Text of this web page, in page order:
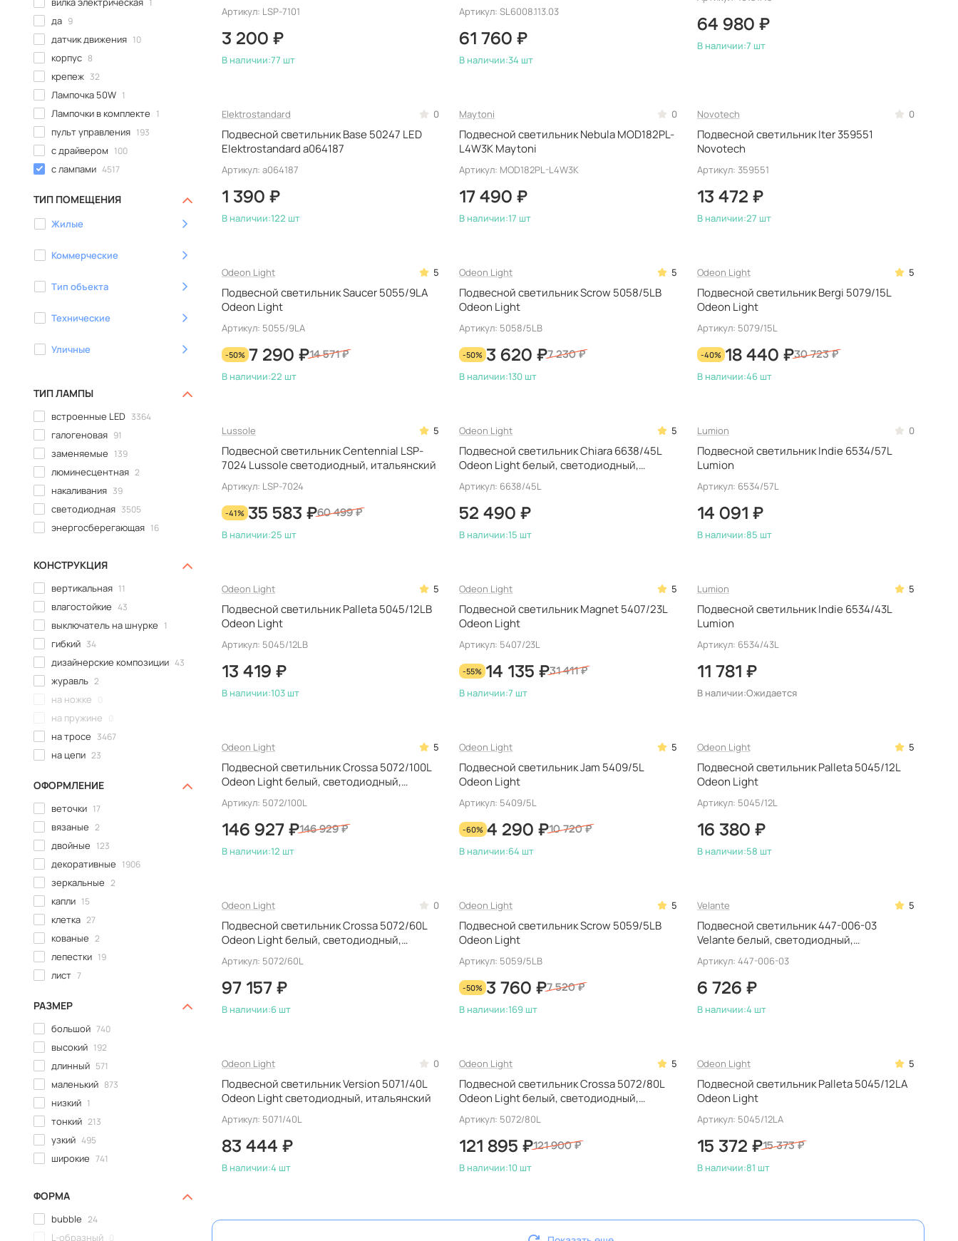
Артикул: LSP-7101
3 200 ₽
В наличии:77 шт
итальянский
Артикул: SL6008.113.03
61 760 ₽
В наличии:34 шт
64 980 ₽
В наличии:7 шт
Elektrostandard 0
Подвесной светильник Base 50247 LED
Elektrostandard a064187
Артикул: a064187
1 390 ₽
В наличии:122 шт
Maytoni 0
Подвесной светильник Nebula MOD182PL-
L4W3K Maytoni
Артикул: MOD182PL-L4W3K
17 490 ₽
В наличии:17 шт
Novotech 0
Подвесной светильник Iter 359551
Novotech
Артикул: 359551
13 472 ₽
В наличии:27 шт
Odeon Light 5
Подвесной светильник Saucer 5055/9LA
Odeon Light
Артикул: 5055/9LA
-50% 7 290 ₽14 571 ₽
В наличии:22 шт
Odeon Light 5
Подвесной светильник Scrow 5058/5LB
Odeon Light
Артикул: 5058/5LB
-50% 3 620 ₽7 230 ₽
В наличии:130 шт
Odeon Light 5
Подвесной светильник Bergi 5079/15L
Odeon Light
Артикул: 5079/15L
-40% 18 440 ₽30 723 ₽
В наличии:46 шт
Lussole 5
Подвесной светильник Centennial LSP-
7024 Lussole светодиодный, итальянский
Артикул: LSP-7024
-41% 35 583 ₽60 499 ₽
В наличии:25 шт
Odeon Light 5
Подвесной светильник Chiara 6638/45L
Odeon Light белый, светодиодный,
итальянский
Артикул: 6638/45L
52 490 ₽
В наличии:15 шт
Lumion 0
Подвесной светильник Indie 6534/57L
Lumion
Артикул: 6534/57L
14 091 ₽
В наличии:85 шт
Odeon Light 5
Подвесной светильник Palleta 5045/12LB
Odeon Light
Артикул: 5045/12LB
13 419 ₽
В наличии:103 шт
Odeon Light 5
Подвесной светильник Magnet 5407/23L
Odeon Light
Артикул: 5407/23L
-55% 14 135 ₽31 411 ₽
В наличии:7 шт
Lumion 5
Подвесной светильник Indie 6534/43L
Lumion
Артикул: 6534/43L
11 781 ₽
В наличии:Ожидается
Odeon Light 5
Подвесной светильник Crossa 5072/100L
Odeon Light белый, светодиодный,
итальянский
Артикул: 5072/100L
146 927 ₽146 929 ₽
В наличии:12 шт
Odeon Light 5
Подвесной светильник Jam 5409/5L
Odeon Light
Артикул: 5409/5L
-60% 4 290 ₽10 720 ₽
В наличии:64 шт
Odeon Light 5
Подвесной светильник Palleta 5045/12L
Odeon Light
Артикул: 5045/12L
16 380 ₽
В наличии:58 шт
Odeon Light 0
Подвесной светильник Crossa 5072/60L
Odeon Light белый, светодиодный,
итальянский
Артикул: 5072/60L
97 157 ₽
В наличии:6 шт
Odeon Light 5
Подвесной светильник Scrow 5059/5LB
Odeon Light
Артикул: 5059/5LB
-50% 3 760 ₽7 520 ₽
В наличии:169 шт
Velante 5
Подвесной светильник 447-006-03
Velante белый, светодиодный,
деревянный
Артикул: 447-006-03
6 726 ₽
В наличии:4 шт
Odeon Light 0
Подвесной светильник Version 5071/40L
Odeon Light светодиодный, итальянский
Артикул: 5071/40L
83 444 ₽
В наличии:4 шт
Odeon Light 5
Подвесной светильник Crossa 5072/80L
Odeon Light белый, светодиодный,
итальянский
Артикул: 5072/80L
121 895 ₽121 900 ₽
В наличии:10 шт
Odeon Light 5
Подвесной светильник Palleta 5045/12LA
Odeon Light
Артикул: 5045/12LA
15 372 ₽15 373 ₽
В наличии:81 шт
Maytoni 295
MM Lampadari
MyFar
Novotech 77
Nowodvorski
Omnilux 38
Seletti 1
Stellanova
Velante 43
Vitaluce 127
Wertmark 113
ZORTES 0
Тарьсма 0
1
да 9
датчик движения 10
корпус 8
крепеж 32
Лампочка 50W 1
Лампочки в комплекте 1
пульт управления 193
с драйвером 100
с лампами 4517
ТИП ПОМЕЩЕНИЯ
Жилые
Коммерческие
Тип объекта
Технические
Уличные
ТИП ЛАМПЫ
встроенные LED 3364
галогеновая 91
заменяемые 139
люминесцентная 2
накаливания 39
светодиодная 3505
энергосберегающая 16
КОНСТРУКЦИЯ
вертикальная 11
влагостойкие 43
выключатель на шнурке 1
гибкий 34
дизайнерские композиции 43
журавль 2
на ножке
на пружине
на тросе 3467
на цепи 23
на штанге 23
набором 0
настенно-потолочные
неповоротные
поворотные 58
с абажуром 32
с выключателем
с кашпо 0
ОФОРМЛЕНИЕ
веточки 17
вязаные 2
двойные 123
декоративные 1906
зеркальные 2
капли 15
клетка 27
кованые 2
лепестки 19
лист 7
мозаика
молекулы 11
облако 14
одуванчик 6
пластины 40
плетеные
плоские 4
подвески
прутья 19
рога
рожковые
с бабочками
РАЗМЕР
большой 740
высокий 192
длинный 571
маленький 873
низкий 1
тонкий 213
узкий 495
широкие 741
ФОРМА
bubble 24
L-образный